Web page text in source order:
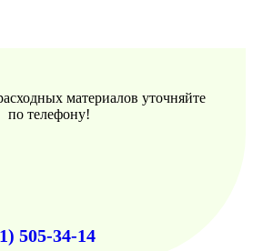
материалов уточняйте
по телефону!
505-34-14